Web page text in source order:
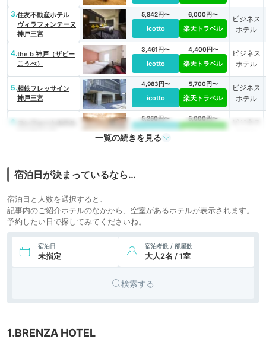
3.住友不動産ホテル
ヴィラフォンテーヌ
神戸三宮
5,842円〜
icotto
6,000円〜
楽天トラベル
ビジネス
ホテル
4.the b 神戸（ザビー
こうべ）
3,461円〜
icotto
4,400円〜
楽天トラベル
ビジネス
ホテル
5.相鉄フレッサイン
神戸三宮
4,983円〜
icotto
5,700円〜
楽天トラベル
ビジネス
ホテル
6. 5,250円〜
icotto
5,000円〜
楽天トラベル
レックス by シェラ
トン 神戸三宮
一覧の続きを見る
宿泊日が決まっているなら…
宿泊日と人数を選択すると、
記事内のご紹介ホテルのなかから、空室があるホテルが表示されます。
予約したい日で探してみてくださいね。
宿泊日
未指定
宿泊者数 / 部屋数
大人2名 / 1室
検索する
1.BRENZA HOTEL